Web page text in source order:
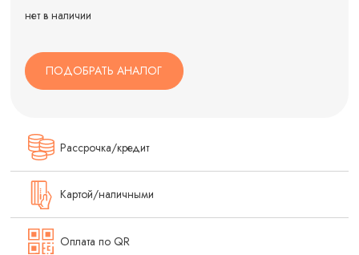
нет в наличии
ПОДОБРАТЬ АНАЛОГ
Рассрочка/кредит
Картой/наличными
Оплата по QR